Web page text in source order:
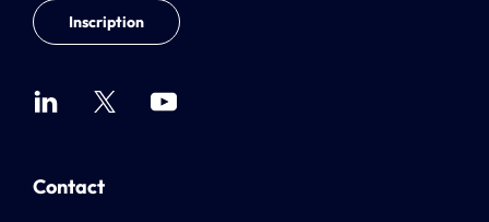
Inscription
Contact